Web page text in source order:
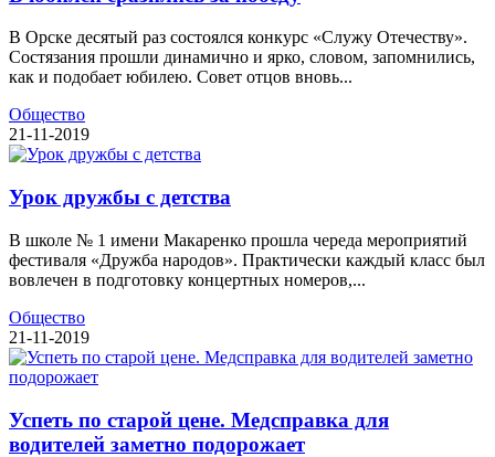
В Орске десятый раз состоялся конкурс «Служу Отечеству».
Состязания прошли динамично и ярко, словом, запомнились,
как и подобает юбилею. Совет отцов вновь...
Общество
21-11-2019
Урок дружбы с детства
В школе № 1 имени Макаренко прошла череда мероприятий
фестиваля «Дружба народов». Практически каждый класс был
вовлечен в подготовку концертных номеров,...
Общество
21-11-2019
Успеть по старой цене. Медсправка для
водителей заметно подорожает